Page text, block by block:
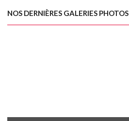
NOS DERNIÈRES GALERIES PHOTOS